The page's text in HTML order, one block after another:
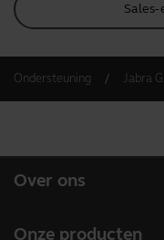
Ondersteuning Jabra
Over ons
Onze producten